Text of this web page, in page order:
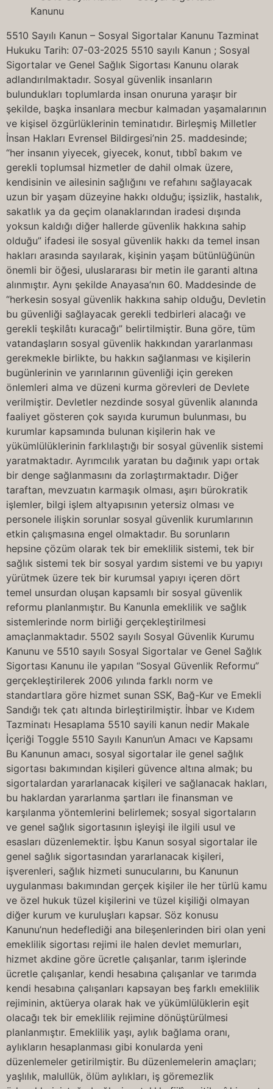
5510 Sayılı Kanun – Sosyal Sigortalar Kanunu Tazminat
Hukuku Tarih: 07-03-2025 5510 sayılı Kanun ; Sosyal
Sigortalar ve Genel Sağlık Sigortası Kanunu olarak
adlandırılmaktadır. Sosyal güvenlik insanların
bulundukları toplumlarda insan onuruna yaraşır bir
şekilde, başka insanlara mecbur kalmadan yaşamalarının
ve kişisel özgürlüklerinin teminatıdır. Birleşmiş Milletler
İnsan Hakları Evrensel Bildirgesi’nin 25. maddesinde;
“her insanın yiyecek, giyecek, konut, tıbbî bakım ve
gerekli toplumsal hizmetler de dahil olmak üzere,
kendisinin ve ailesinin sağlığını ve refahını sağlayacak
uzun bir yaşam düzeyine hakkı olduğu; işsizlik, hastalık,
sakatlık ya da geçim olanaklarından iradesi dışında
yoksun kaldığı diğer hallerde güvenlik hakkına sahip
olduğu” ifadesi ile sosyal güvenlik hakkı da temel insan
hakları arasında sayılarak, kişinin yaşam bütünlüğünün
önemli bir öğesi, uluslararası bir metin ile garanti altına
alınmıştır. Aynı şekilde Anayasa’nın 60. Maddesinde de
“herkesin sosyal güvenlik hakkına sahip olduğu, Devletin
bu güvenliği sağlayacak gerekli tedbirleri alacağı ve
gerekli teşkilâtı kuracağı” belirtilmiştir. Buna göre, tüm
vatandaşların sosyal güvenlik hakkından yararlanması
gerekmekle birlikte, bu hakkın sağlanması ve kişilerin
bugünlerinin ve yarınlarının güvenliği için gereken
önlemleri alma ve düzeni kurma görevleri de Devlete
verilmiştir. Devletler nezdinde sosyal güvenlik alanında
faaliyet gösteren çok sayıda kurumun bulunması, bu
kurumlar kapsamında bulunan kişilerin hak ve
yükümlülüklerinin farklılaştığı bir sosyal güvenlik sistemi
yaratmaktadır. Ayrımcılık yaratan bu dağınık yapı ortak
bir denge sağlanmasını da zorlaştırmaktadır. Diğer
taraftan, mevzuatın karmaşık olması, aşırı bürokratik
işlemler, bilgi işlem altyapısının yetersiz olması ve
personele ilişkin sorunlar sosyal güvenlik kurumlarının
etkin çalışmasına engel olmaktadır. Bu sorunların
hepsine çözüm olarak tek bir emeklilik sistemi, tek bir
sağlık sistemi tek bir sosyal yardım sistemi ve bu yapıyı
yürütmek üzere tek bir kurumsal yapıyı içeren dört
temel unsurdan oluşan kapsamlı bir sosyal güvenlik
reformu planlanmıştır. Bu Kanunla emeklilik ve sağlık
sistemlerinde norm birliği gerçekleştirilmesi
amaçlanmaktadır. 5502 sayılı Sosyal Güvenlik Kurumu
Kanunu ve 5510 sayılı Sosyal Sigortalar ve Genel Sağlık
Sigortası Kanunu ile yapılan “Sosyal Güvenlik Reformu”
gerçekleştirilerek 2006 yılında farklı norm ve
standartlara göre hizmet sunan SSK, Bağ-Kur ve Emekli
Sandığı tek çatı altında birleştirilmiştir. İhbar ve Kıdem
Tazminatı Hesaplama 5510 sayili kanun nedir Makale
İçeriği Toggle 5510 Sayılı Kanun’un Amacı ve Kapsamı
Bu Kanunun amacı, sosyal sigortalar ile genel sağlık
sigortası bakımından kişileri güvence altına almak; bu
sigortalardan yararlanacak kişileri ve sağlanacak hakları,
bu haklardan yararlanma şartları ile finansman ve
karşılanma yöntemlerini belirlemek; sosyal sigortaların
ve genel sağlık sigortasının işleyişi ile ilgili usul ve
esasları düzenlemektir. İşbu Kanun sosyal sigortalar ile
genel sağlık sigortasından yararlanacak kişileri,
işverenleri, sağlık hizmeti sunucularını, bu Kanunun
uygulanması bakımından gerçek kişiler ile her türlü kamu
ve özel hukuk tüzel kişilerini ve tüzel kişiliği olmayan
diğer kurum ve kuruluşları kapsar. Söz konusu
Kanunu’nun hedeflediği ana bileşenlerinden biri olan yeni
emeklilik sigortası rejimi ile halen devlet memurları,
hizmet akdine göre ücretle çalışanlar, tarım işlerinde
ücretle çalışanlar, kendi hesabına çalışanlar ve tarımda
kendi hesabına çalışanları kapsayan beş farklı emeklilik
rejiminin, aktüerya olarak hak ve yükümlülüklerin eşit
olacağı tek bir emeklilik rejimine dönüştürülmesi
planlanmıştır. Emeklilik yaşı, aylık bağlama oranı,
aylıkların hesaplanması gibi konularda yeni
düzenlemeler getirilmiştir. Bu düzenlemelerin amaçları;
yaşlılık, malullük, ölüm aylıkları, iş göremezlik